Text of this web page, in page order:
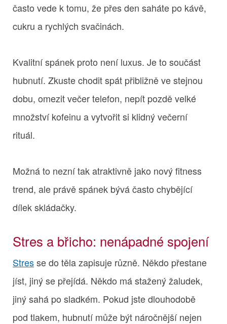
často vede k tomu, že přes den saháte po kávě,
cukru a rychlých svačinách.
Kvalitní spánek proto není luxus. Je to součást
hubnutí. Zkuste chodit spát přibližně ve stejnou
dobu, omezit večer telefon, nepít pozdě velké
množství kofeinu a vytvořit si klidný večerní
rituál.
Možná to nezní tak atraktivně jako nový fitness
trend, ale právě spánek bývá často chybějící
dílek skládačky.
Stres a břicho: nenápadné spojení
Stresse do těla zapisuje různě. Někdo přestane
jíst, jiný se přejídá. Někdo má stažený žaludek,
jiný sahá po sladkém. Pokud jste dlouhodobě
pod tlakem, hubnutí může být náročnější nejen